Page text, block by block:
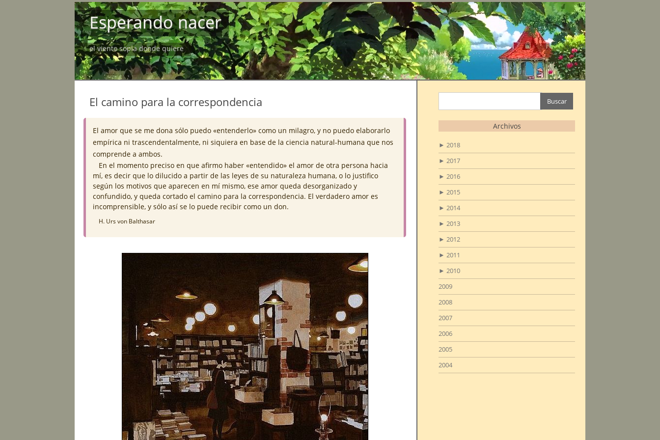
Esperando nacer
el viento sopla donde quiere
El camino para la correspondencia
El amor que se me dona sólo puedo «entenderlo» como un milagro, y no puedo elaborarlo
empírica ni trascendentalmente, ni siquiera en base de la ciencia natural-humana que nos
comprende a ambos.
En el momento preciso en que afirmo haber «entendido» el amor de otra persona hacia
mí, es decir que lo dilucido a partir de las leyes de su naturaleza humana, o lo justifico
según los motivos que aparecen en mí mismo, ese amor queda desorganizado y
confundido, y queda cortado el camino para la correspondencia. El verdadero amor es
incomprensible, y sólo así se lo puede recibir como un don.
H. Urs von Balthasar
Archivos
► 2018
► 2017
► 2016
► 2015
► 2014
► 2013
► 2012
► 2011
► 2010
2009
2008
2007
2006
2005
2004